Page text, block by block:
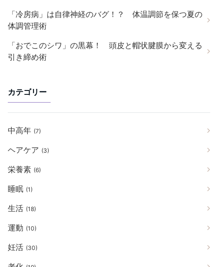
「冷房病」は自律神経のバグ！？ 体温調節を保つ夏の
体調管理術
「おでこのシワ」の黒幕！ 頭皮と帽状腱膜から変える
引き締め術
カテゴリー
中高年 (7)
ヘアケア (3)
栄養素 (6)
睡眠 (1)
生活 (18)
運動 (10)
妊活 (30)